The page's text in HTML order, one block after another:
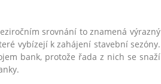
srovnání to znamená výrazný
vybízejí k zahájení stavební sezóny.
bank, protože řada z nich se snaží